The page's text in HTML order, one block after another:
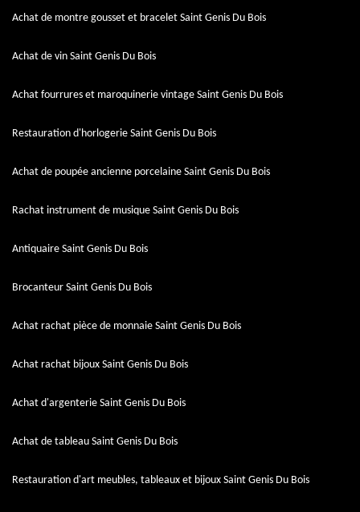
Achat de montre gousset et bracelet Saint Genis Du Bois
Achat de vin Saint Genis Du Bois
Achat fourrures et maroquinerie vintage Saint Genis Du Bois
Restauration d'horlogerie Saint Genis Du Bois
Achat de poupée ancienne porcelaine Saint Genis Du Bois
Rachat instrument de musique Saint Genis Du Bois
Antiquaire Saint Genis Du Bois
Brocanteur Saint Genis Du Bois
Achat rachat pièce de monnaie Saint Genis Du Bois
Achat rachat bijoux Saint Genis Du Bois
Achat d'argenterie Saint Genis Du Bois
Achat de tableau Saint Genis Du Bois
Restauration d'art meubles, tableaux et bijoux Saint Genis Du Bois